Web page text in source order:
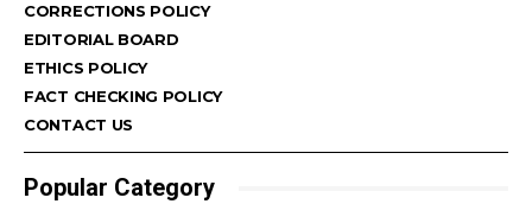
CORRECTIONS POLICY
EDITORIAL BOARD
ETHICS POLICY
FACT CHECKING POLICY
CONTACT US
Popular Category